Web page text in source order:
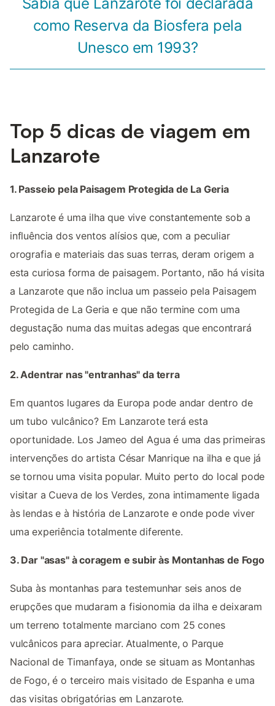
como Reserva da Biosfera pela
Unesco em 1993?
Top 5 dicas de viagem em
Lanzarote
1. Passeio pela Paisagem Protegida de La Geria
Lanzarote é uma ilha que vive constantemente sob a
influência dos ventos alísios que, com a peculiar
orografia e materiais das suas terras, deram origem a
esta curiosa forma de paisagem. Portanto, não há visita
a Lanzarote que não inclua um passeio pela Paisagem
Protegida de La Geria e que não termine com uma
degustação numa das muitas adegas que encontrará
pelo caminho.
2. Adentrar nas "entranhas" da terra
Em quantos lugares da Europa pode andar dentro de
um tubo vulcânico? Em Lanzarote terá esta
oportunidade. Los Jameo del Agua é uma das primeiras
intervenções do artista César Manrique na ilha e que já
se tornou uma visita popular. Muito perto do local pode
visitar a Cueva de los Verdes, zona intimamente ligada
às lendas e à história de Lanzarote e onde pode viver
uma experiência totalmente diferente.
3. Dar "asas" à coragem e subir às Montanhas de Fogo
Suba às montanhas para testemunhar seis anos de
erupções que mudaram a fisionomia da ilha e deixaram
um terreno totalmente marciano com 25 cones
vulcânicos para apreciar. Atualmente, o Parque
Nacional de Timanfaya, onde se situam as Montanhas
de Fogo, é o terceiro mais visitado de Espanha e uma
das visitas obrigatórias em Lanzarote.